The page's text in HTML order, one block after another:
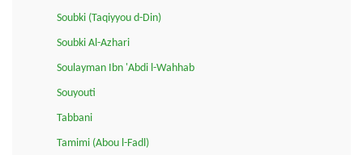
Soubki (Taqiyyou d-Din)
Soubki Al-Azhari
Soulayman Ibn 'Abdi l-Wahhab
Souyouti
Tabbani
Tamimi (Abou l-Fadl)